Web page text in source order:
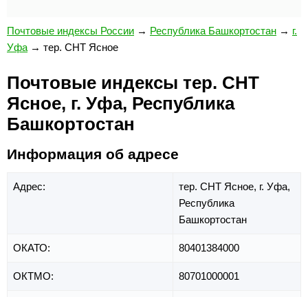
Почтовые индексы России → Республика Башкортостан → г.
Уфа → тер. СНТ Ясное
Почтовые индексы тер. СНТ
Ясное, г. Уфа, Республика
Башкортостан
Информация об адресе
Адрес: тер. СНТ Ясное, г. Уфа,
Республика
Башкортостан
ОКАТО: 80401384000
ОКТМО: 80701000001